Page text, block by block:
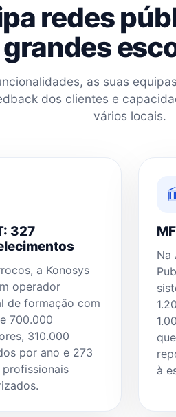
redes
as suas
dos clientes e
vários locais.
327
a Konosys
operador
de formação com
700.000
310.000
por ano e 273
profissionais
Na
à